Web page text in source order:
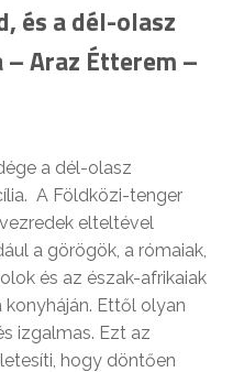
és a dél-olasz
Araz Étterem –
a dél-olasz
A Földközi-tenger
elteltével
a görögök, a rómaiak,
és az észak-afrikaiak
Ettől olyan
izgalmas. Ezt az
hogy döntően